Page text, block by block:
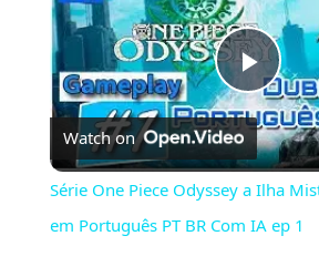
Play
Watch on
Série One Piece Odyssey a Ilha
em Português PT BR Com IA ep 1